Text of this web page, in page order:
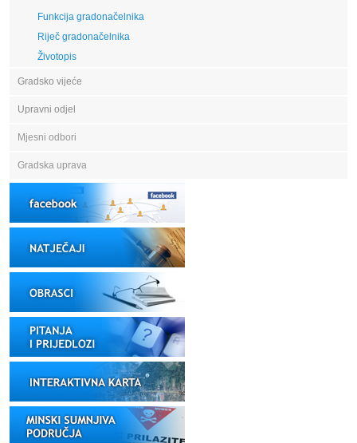
Funkcija gradonačelnika
Riječ gradonačelnika
Životopis
Gradsko vijeće
Upravni odjel
Mjesni odbori
Gradska uprava